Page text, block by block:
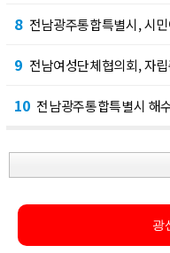
8 전남광주통합특별시, 시
9 전남여성단체협의회, 자
10 전남광주통합특별시 해
광